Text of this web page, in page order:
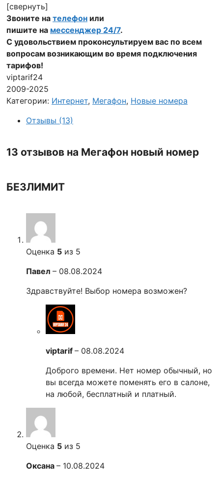
[свернуть]
Звоните на телефон или
пишите на мессенджер 24/7.
С удовольствием проконсультируем вас по всем
вопросам возникающим во время подключения
тарифов!
viptarif24
2009-2025
Категории: Интернет, Мегафон, Новые номера
Отзывы (13)
13 отзывов на Мегафон новый номер
БЕЗЛИМИТ
Оценка 5 из 5
Павел – 08.08.2024
Здравствуйте! Выбор номера возможен?
viptarif – 08.08.2024
Доброго времени. Нет номер обычный, но
вы всегда можете поменять его в салоне,
на любой, бесплатный и платный.
Оценка 5 из 5
Оксана – 10.08.2024